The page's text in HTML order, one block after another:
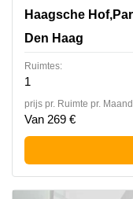
Haagsche
Haagsche
Den Haag
Ruimtes:
1
prijs pr. Ruimte pr.
Van 269 €